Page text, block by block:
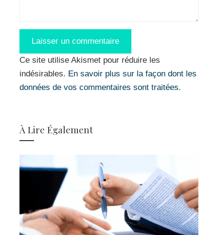
Ce site utilise Akismet pour réduire les
indésirables. En savoir plus sur la façon dont les
données de vos commentaires sont traitées.
À Lire Également